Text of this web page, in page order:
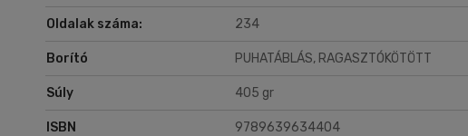
forgathatnak.
Oldalak száma: 234
Borító PUHATÁBLÁS, RAGASZTÓKÖTÖTT
Súly 405 gr
ISBN 9789639634404